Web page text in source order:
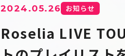
2024.05.26 お知らせ
Roselia LIVE